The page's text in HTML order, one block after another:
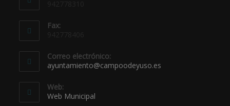
Fax:
Correo electrónico:
ayuntamiento@campoodeyuso.es
Web:
Web Municipal